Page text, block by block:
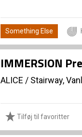
Something Else
IMMERSION
ALICE / Stairway,
Tilføj til favoritter